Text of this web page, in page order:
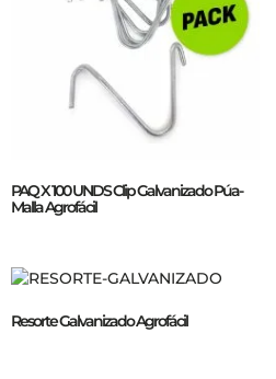
PAQ X 100 UNDS Clip Galvanizado Púa-
Malla Agrofácil
Resorte Galvanizado Agrofácil